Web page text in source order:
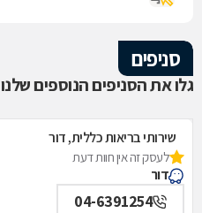
סניפים
גלו את הסניפים הנוספים שלנו
שירותי בריאות כללית, דור
לעסק זה אין חוות דעת
דור
04-6391254